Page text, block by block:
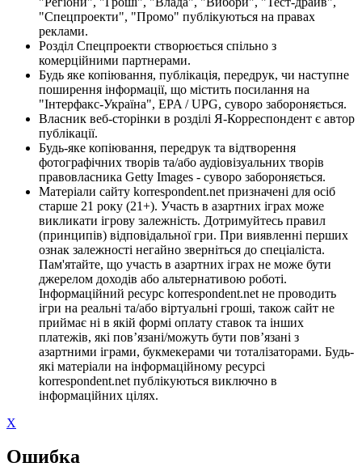
"Спецпроекти", "Промо" публікуються на правах
реклами.
Розділ Спецпроекти створюється спільно з
комерційними партнерами.
Будь яке копіювання, публікація, передрук, чи наступне
поширення інформації, що містить посилання на
"Інтерфакс-Україна", EPA / UPG, суворо забороняється.
Власник веб-сторінки в розділі Я-Корреспондент є автор
публікації.
Будь-яке копіювання, передрук та відтворення
фотографічних творів та/або аудіовізуальних творів
правовласника Getty Images - суворо забороняється.
Матеріали сайту korrespondent.net призначені для осіб
старше 21 року (21+). Участь в азартних іграх може
викликати ігрову залежність. Дотримуйтесь правил
(принципів) відповідальної гри. При виявленні перших
ознак залежності негайно зверніться до спеціаліста.
Пам'ятайте, що участь в азартних іграх не може бути
джерелом доходів або альтернативою роботі.
Інформаційний ресурс korrespondent.net не проводить
ігри на реальні та/або віртуальні гроші, також сайт не
приймає ні в якій формі оплату ставок та інших
платежів, які пов’язані/можуть бути пов’язані з
азартними іграми, букмекерами чи тоталізаторами. Будь-
які матеріали на інформаційному ресурсі
korrespondent.net публікуються виключно в
інформаційних цілях.
X
Ошибка